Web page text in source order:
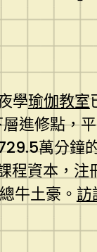
學瑜伽教室
進修點，
萬分鐘
程資本，注
牛土豪。 訪